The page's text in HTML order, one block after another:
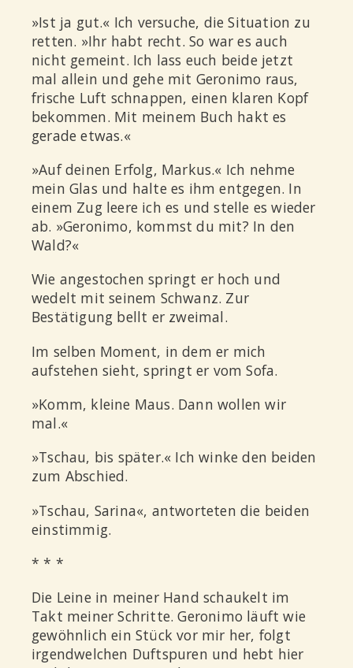
»Ist ja gut.« Ich versuche, die Situation zu
retten. »Ihr habt recht. So war es auch
nicht gemeint. Ich lass euch beide jetzt
mal allein und gehe mit Geronimo raus,
frische Luft schnappen, einen klaren Kopf
bekommen. Mit meinem Buch hakt es
gerade etwas.«
»Auf deinen Erfolg, Markus.« Ich nehme
mein Glas und halte es ihm entgegen. In
einem Zug leere ich es und stelle es wieder
ab. »Geronimo, kommst du mit? In den
Wald?«
Wie angestochen springt er hoch und
wedelt mit seinem Schwanz. Zur
Bestätigung bellt er zweimal.
Im selben Moment, in dem er mich
aufstehen sieht, springt er vom Sofa.
»Komm, kleine Maus. Dann wollen wir
mal.«
»Tschau, bis später.« Ich winke den beiden
zum Abschied.
»Tschau, Sarina«, antworteten die beiden
einstimmig.
* * *
Die Leine in meiner Hand schaukelt im
Takt meiner Schritte. Geronimo läuft wie
gewöhnlich ein Stück vor mir her, folgt
irgendwelchen Duftspuren und hebt hier